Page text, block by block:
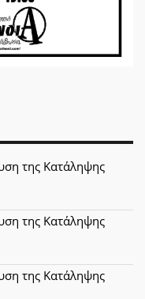
της Κατάληψης
της Κατάληψης
της Κατάληψης